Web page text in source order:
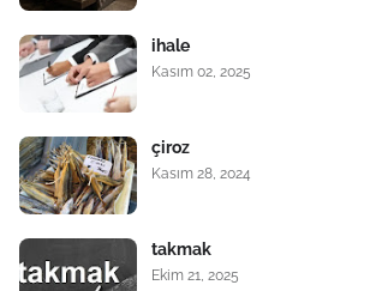
ihale
Kasım 02, 2025
çiroz
Kasım 28, 2024
takmak
Ekim 21, 2025